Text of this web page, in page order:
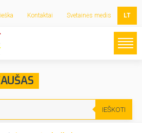
LT
Kontaktai Svetainės medis
IEŠKOTI